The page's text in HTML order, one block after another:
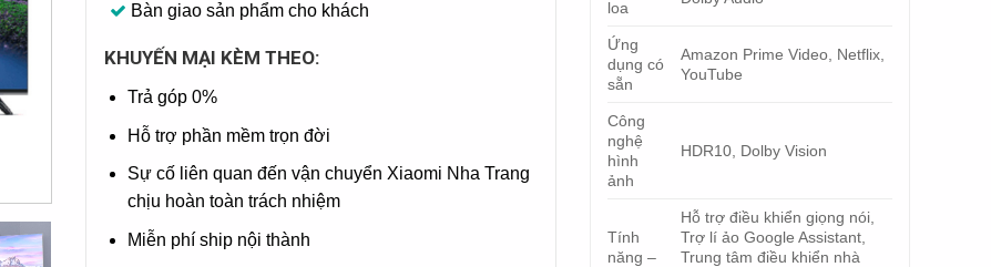
Bàn giao sản phẩm cho khách
KHUYẾN MẠI KÈM THEO:
Trả góp 0%
Hỗ trợ phần mềm trọn đời
Sự cố liên quan đến vận chuyển Xiaomi Nha Trang
chịu hoàn toàn trách nhiệm
Miễn phí ship nội thành
loa
Ứng
dụng có
sẵn
Amazon Prime Video, Netflix,
YouTube
Công
nghệ
hình
ảnh
HDR10, Dolby Vision
Tính
năng –
Hỗ trợ điều khiển giọng nói,
Trợ lí ảo Google Assistant,
Trung tâm điều khiển nhà